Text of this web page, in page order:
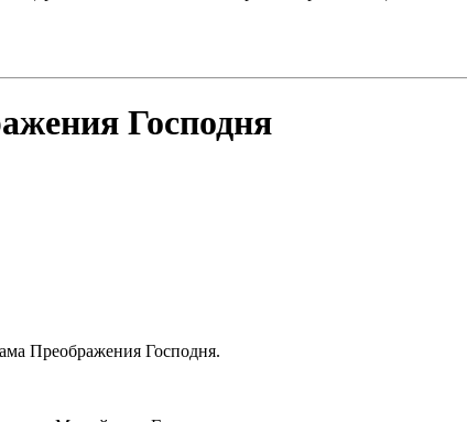
Господня
Преображения Господня.